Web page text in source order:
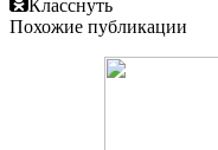
Класснуть
Похожие публикации